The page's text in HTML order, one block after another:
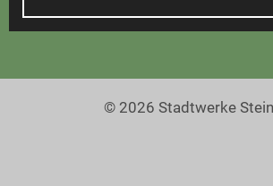
© 2026 Stadtwerke